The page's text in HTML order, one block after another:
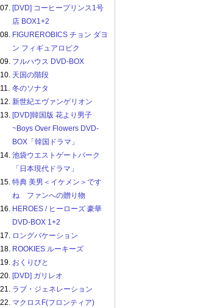
07. [DVD] コーヒープリンス1号
店 BOX1+2
08. FIGUREROBICS チョン ダヨ
ン フィギュアロビク
09. フルハウス DVD-BOX
10. 天国の階段
11. 冬のソナタ
12. 新世紀エヴァンゲリオン
13. [DVD]韓国版 花より男子
~Boys Over Flowers DVD-
BOX「韓国ドラマ」
14. 池袋ウエストゲートパーク
「日本現代ドラマ」
15. 特典 美男＜イケメン＞です
ね ファンへの贈り物
16. HEROES / ヒーローズ 豪華
DVD-BOX 1+2
17. ロングバケーション
18. ROOKIES ルーキーズ
19. おくりびと
20. [DVD] ガリレオ
21. ラブ・ジェネレーション
22. マクロスF(フロンティア)